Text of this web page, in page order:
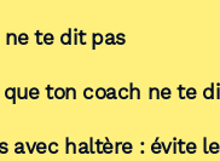
te dit pas
ton coach ne te
avec haltère : évite